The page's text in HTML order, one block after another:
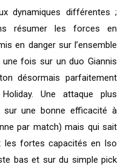
dynamiques différentes ;
résumer les forces en
en danger sur l’ensemble
une fois sur un duo Giannis
désormais parfaitement
Une attaque plus
sur une bonne efficacité à
par match) mais qui sait
les fortes capacités en Iso
bas et sur du simple pick